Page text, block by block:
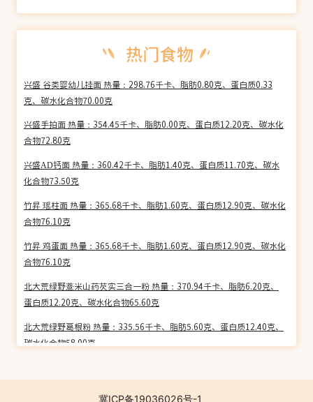
兴盛 谷类婴幼儿挂面 热量：298.76千卡、脂肪0.80克、蛋白质0.33
克、碳水化合物70.00克
兴盛手拍面 热量：354.45千卡、脂肪0.00克、蛋白质12.20克、碳水化
合物72.80克
兴盛AD钙面 热量：360.42千卡、脂肪1.40克、蛋白质11.70克、碳水
化合物73.50克
竹昇 瑶柱面 热量：365.68千卡、脂肪1.60克、蛋白质12.90克、碳水化
合物76.10克
竹昇 鸡蛋面 热量：365.68千卡、脂肪1.60克、蛋白质12.90克、碳水化
合物76.10克
北大荒绿野薏米山药芡实三合一粉 热量：370.94千卡、脂肪6.20克、
蛋白质12.20克、碳水化合物65.60克
北大荒绿野葛根粉 热量：335.56千卡、脂肪5.60克、蛋白质12.40克、
碳水化合物58.00克
化合物50.60克
冀ICP备19036026号-1